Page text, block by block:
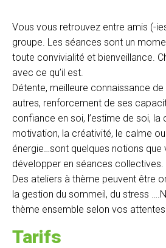
Vous vous retrouvez entre amis (-
groupe. Les séances sont un
toute convivialité et bienveillance.
avec ce qu’il est.
Détente, meilleure connaissance
autres, renforcement de ses
confiance en soi, l’estime de soi, la
motivation, la créativité, le calme
énergie…sont quelques notions que
développer en séances collectives.
Des ateliers à thème peuvent être
la gestion du sommeil, du stress
thème ensemble selon vos attentes.
Tarifs